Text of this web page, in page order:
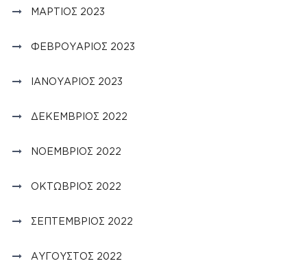
ΜΆΡΤΙΟΣ 2023
ΦΕΒΡΟΥΆΡΙΟΣ 2023
ΙΑΝΟΥΆΡΙΟΣ 2023
ΔΕΚΈΜΒΡΙΟΣ 2022
ΝΟΈΜΒΡΙΟΣ 2022
ΟΚΤΏΒΡΙΟΣ 2022
ΣΕΠΤΈΜΒΡΙΟΣ 2022
ΑΎΓΟΥΣΤΟΣ 2022